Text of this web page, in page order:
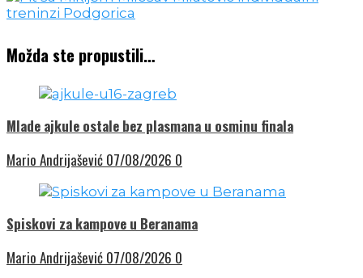
Možda ste propustili…
Mlade ajkule ostale bez plasmana u osminu finala
Mario Andrijašević 07/08/2026 0
Spiskovi za kampove u Beranama
Mario Andrijašević 07/08/2026 0